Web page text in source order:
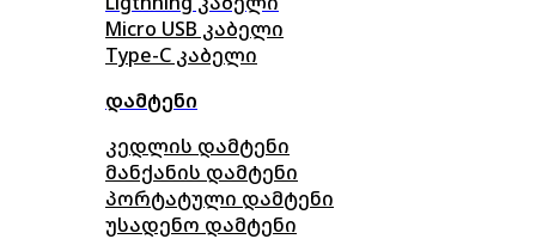
Micro USB კაბელი
Type-C კაბელი
დამტენი
კედლის დამტენი
მანქანის დამტენი
პორტატული დამტენი
უსადენო დამტენი